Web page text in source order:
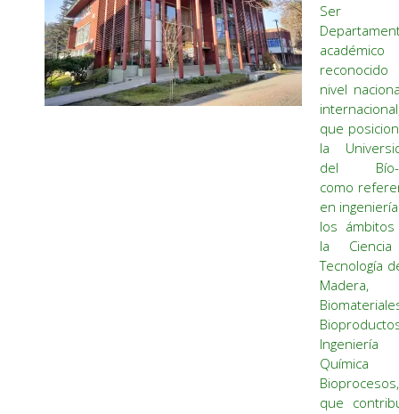
Ser
académico
nivel
que
la
del Bío-
como
en
los
la
Tecnología
Madera,
Ingeniería
Bioprocesos,
que